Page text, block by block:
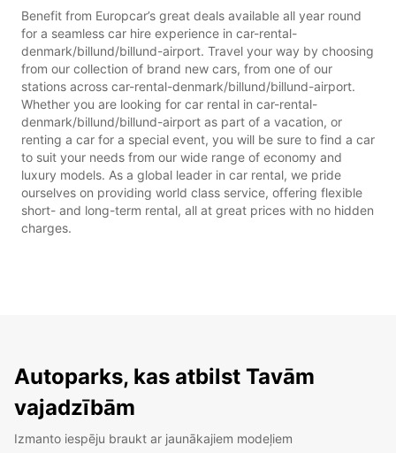
Benefit from Europcar’s great deals available all year round
for a seamless car hire experience in car-rental-
denmark/billund/billund-airport. Travel your way by choosing
from our collection of brand new cars, from one of our
stations across car-rental-denmark/billund/billund-airport.
Whether you are looking for car rental in car-rental-
denmark/billund/billund-airport as part of a vacation, or
renting a car for a special event, you will be sure to find a car
to suit your needs from our wide range of economy and
luxury models. As a global leader in car rental, we pride
ourselves on providing world class service, offering flexible
short- and long-term rental, all at great prices with no hidden
charges.
Autoparks, kas atbilst Tavām
vajadzībām
Izmanto iespēju braukt ar jaunākajiem modeļiem